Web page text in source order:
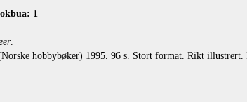
1
.
hobbybøker) 1995. 96 s. Stort format. Rikt illustrert.